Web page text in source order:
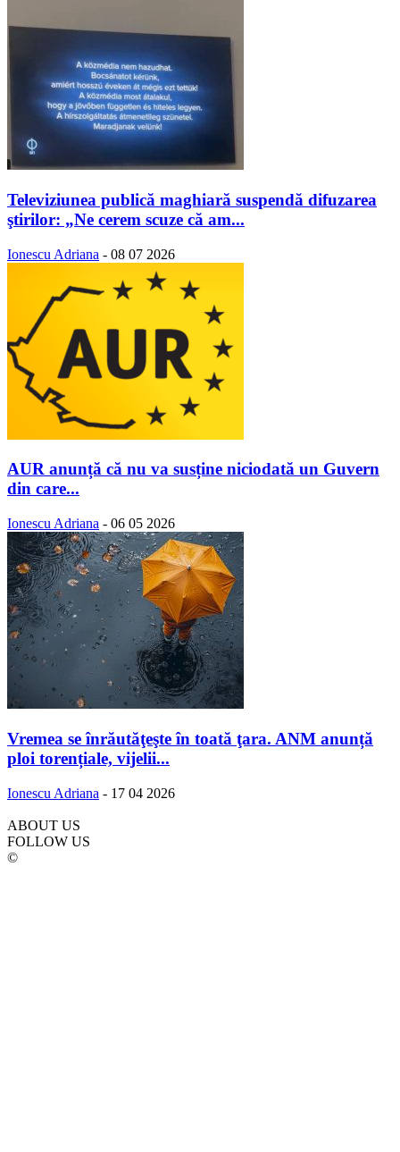
Televiziunea publică maghiară suspendă difuzarea
ştirilor: „Ne cerem scuze că am...
Ionescu Adriana - 08 07 2026
AUR anunță că nu va susține niciodată un Guvern
din care...
Ionescu Adriana - 06 05 2026
Vremea se înrăutăţeşte în toată ţara. ANM anunță
ploi torențiale, vijelii...
Ionescu Adriana - 17 04 2026
ABOUT US
FOLLOW US
©